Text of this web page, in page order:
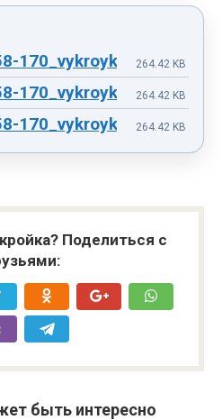
170_vykroyka.pdf264.42 KB
170_vykroyka.pdf264.42 KB
170_vykroyka.pdf264.42 KB
Поделиться с
быть интересно